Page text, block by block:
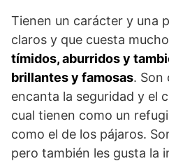
Signos más compatibles
Signos menos
compatibles
Tienen un carácter y una
claros y que cuesta
tímidos, aburridos y
brillantes y famosas. Son
encanta la seguridad y el
cual tienen como un
como el de los pájaros.
pero también les gusta la